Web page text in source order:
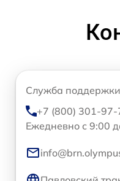
Служба поддержки
+7 (800) 301-97-
Ежедневно с 9:00